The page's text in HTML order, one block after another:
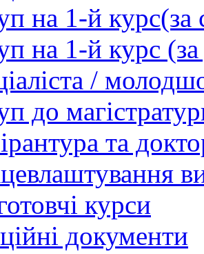
на 1-й
на 1-й курс
/
до
та
курси
документи